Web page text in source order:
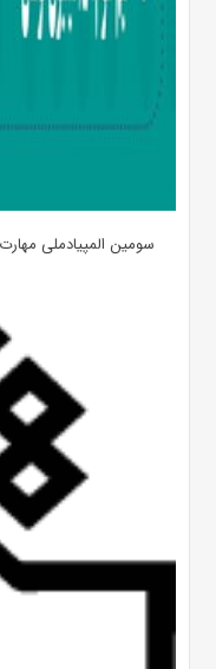
سومین المپیادملی